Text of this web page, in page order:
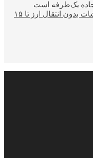
تمدید بخشنامه اعتبار ثبت سفارشات بدون انتقال ارز تا ۱۵